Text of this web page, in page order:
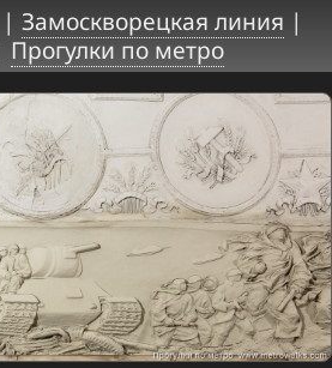
| Замоскворецкая линия |
Прогулки по метро